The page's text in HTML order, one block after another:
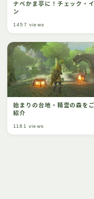
ナベかま亭に！チェック・イ
ン
1457 views
始まりの台地・精霊の森をご
紹介
1181 views